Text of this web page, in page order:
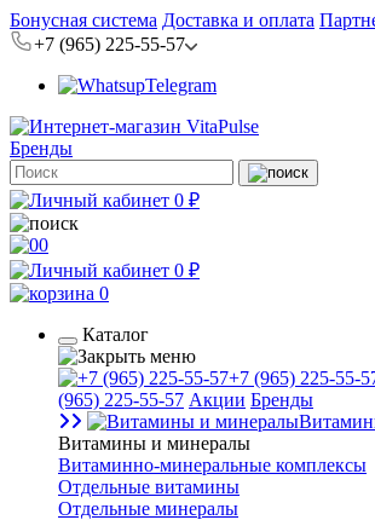
Бонусная система Доставка и оплата
+7 (965) 225-55-57
Telegram
Бренды
0 ₽
0
0 ₽
0
Каталог
+7 (965) 225-55-
(965) 225-55-57 Акции Бренды
Витамины и минералы
Витаминно-минеральные комплексы
Отдельные витамины
Отдельные минералы